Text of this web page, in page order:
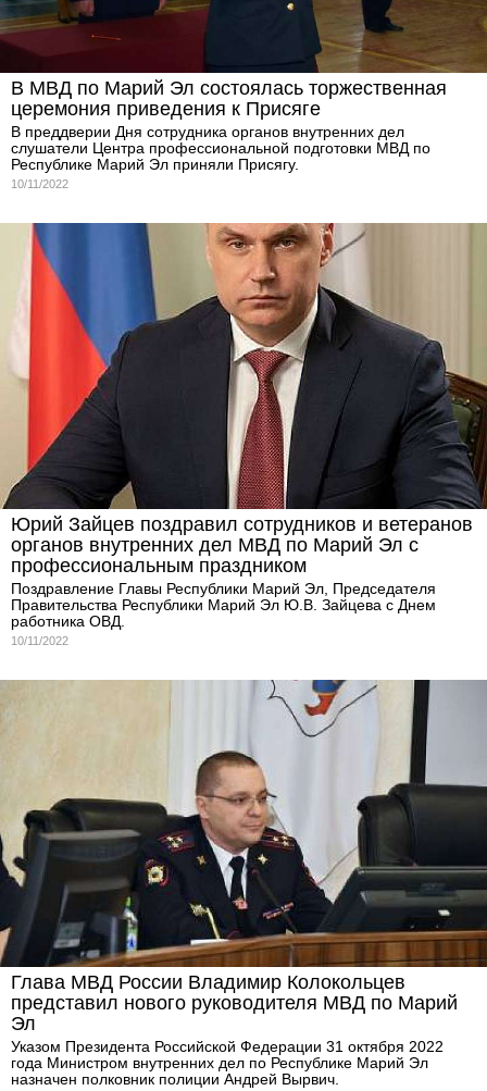
В МВД по Марий Эл состоялась торжественная
церемония приведения к Присяге
В преддверии Дня сотрудника органов внутренних дел
слушатели Центра профессиональной подготовки МВД по
Республике Марий Эл приняли Присягу.
10/11/2022
Юрий Зайцев поздравил сотрудников и ветеранов
органов внутренних дел МВД по Марий Эл с
профессиональным праздником
Поздравление Главы Республики Марий Эл, Председателя
Правительства Республики Марий Эл Ю.В. Зайцева с Днем
работника ОВД.
10/11/2022
Глава МВД России Владимир Колокольцев
представил нового руководителя МВД по Марий
Эл
Указом Президента Российской Федерации 31 октября 2022
года Министром внутренних дел по Республике Марий Эл
назначен полковник полиции Андрей Вырвич.